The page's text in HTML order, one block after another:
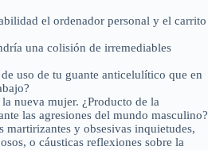
el ordenador personal y el carrito
una colisión de irremediables
uso de tu guante anticelulítico que en
nueva mujer. ¿Producto de la
las agresiones del mundo masculino?
martirizantes y obsesivas inquietudes,
o cáusticas reflexiones sobre la